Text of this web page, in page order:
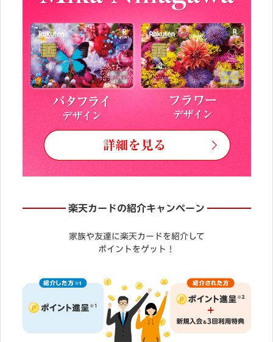
楽天カードの紹介キャンペーン
家族や友達に楽天カードを紹介して
ポイントをゲット！